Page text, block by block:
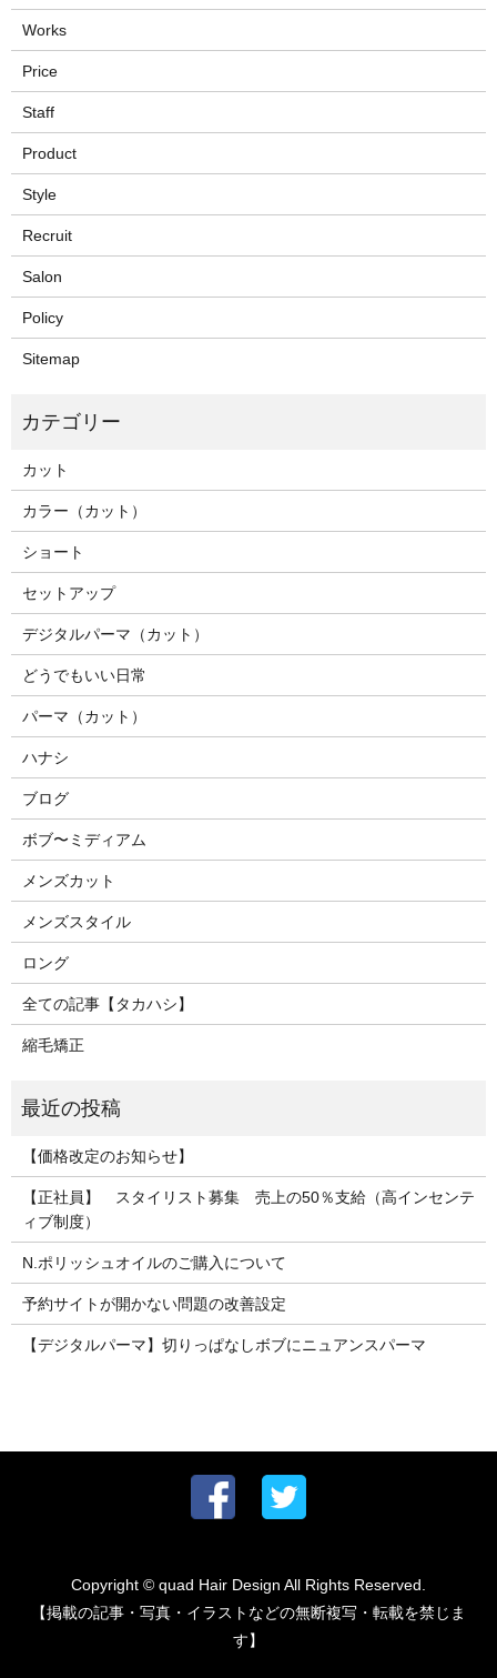
Works
Price
Staff
Product
Style
Recruit
Salon
Policy
Sitemap
カット
カラー（カット）
ショート
セットアップ
デジタルパーマ（カット）
どうでもいい日常
パーマ（カット）
ハナシ
ブログ
ボブ〜ミディアム
メンズカット
メンズスタイル
ロング
全ての記事【タカハシ】
縮毛矯正
【価格改定のお知らせ】
【正社員】 スタイリスト募集 売上の50％支給（高インセンテ
ィブ制度）
N.ポリッシュオイルのご購入について
予約サイトが開かない問題の改善設定
【デジタルパーマ】切りっぱなしボブにニュアンスパーマ
Copyright © quad Hair Design All Rights Reserved.
【掲載の記事・写真・イラストなどの無断複写・転載を禁じま
す】